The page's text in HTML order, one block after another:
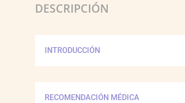
DESCRIPCIÓN
INTRODUCCIÓN
RECOMENDACIÓN MÉDICA